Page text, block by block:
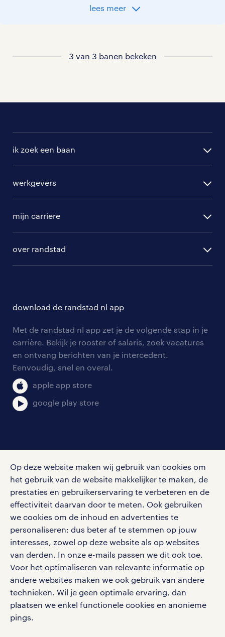
Op deze website maken wij gebruik van cookies om
het gebruik van de website makkelijker te maken, de
prestaties en gebruikerservaring te verbeteren en de
effectiviteit daarvan door te meten. Ook gebruiken
we cookies om de inhoud en advertenties te
personaliseren: dus beter af te stemmen op jouw
interesses, zowel op deze website als op websites
van derden. In onze e-mails passen we dit ook toe.
Voor het optimaliseren van relevante informatie op
andere websites maken we ook gebruik van andere
technieken. Wil je geen optimale ervaring, dan
plaatsen we enkel functionele cookies en anonieme
pings.
met je naar de organisatie die het beste
lees meer
3 van 3 banen bekeken
ik zoek een baan
randstad professional
randstad digital
werkgevers
hr-diensten
branches
tarieven
personeel gezocht
aanmelden nieuwsbrief
mijn carriere
solliciteren
blogs en artikelen
salarischecker
bruto-netto calculator
over randstad
onze vestigingen
pers
klachten en misstanden
download de randstad nl app
Met de randstad nl app zet je de volgende stap in je
carrière. Bekijk je rooster of salaris, zoek vacatures
en ontvang berichten van je intercedent.
Eenvoudig, snel en overal.
apple app store
google play store
Volg ons voor de leukste content omtrent
vacatures, solliciteren en inspiratie.
werken bij randstad
gebruikersvoorwaarden
privacystatement
cookies
disclaimer
sitemap